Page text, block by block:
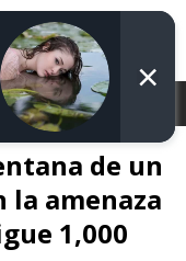
de un
la amenaza
1,000